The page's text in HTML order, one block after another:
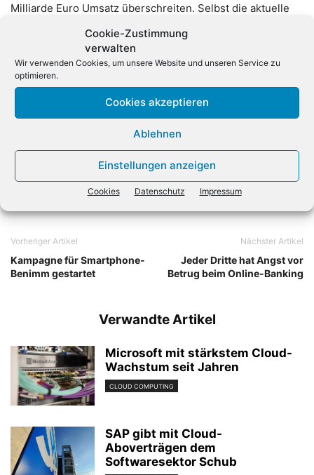
Cookie-Zustimmung
verwalten
Wir verwenden Cookies, um unsere Website und unseren Service zu
optimieren.
Cookies akzeptieren
Ablehnen
Einstellungen anzeigen
Cookies Datenschutz Impressum
Milliarde Euro Umsatz überschreiten. Selbst die aktuelle
Datenschutz-Affäre wird den Konjunkturschub der
deutschen Internetwirtschaft wohl nicht ausbremsen.
Harald A. Summa beurteilt die Lage optimistisch: „Für die
deutschen Anbieter kann das sogar zum
Wettbewerbsvorteil werden, da sie schon jetzt mit
besonders hohen Sicherheitsstandards arbeiten.“
Vorheriger Artikel
Kampagne für Smartphone-
Benimm gestartet
Nächster Artikel
Jeder Dritte hat Angst vor
Betrug beim Online-Banking
Verwandte Artikel
Microsoft mit stärkstem Cloud-
Wachstum seit Jahren
CLOUD COMPUTING
SAP gibt mit Cloud-
Aboverträgen dem
Softwaresektor Schub